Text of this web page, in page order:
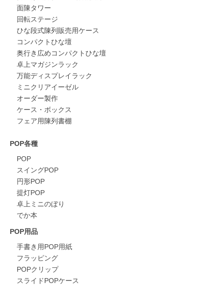
面陳タワー
回転ステージ
ひな段式陳列販売用ケース
コンパクトひな壇
奥行き広めコンパクトひな壇
卓上マガジンラック
万能ディスプレイラック
ミニクリアイーゼル
オーダー製作
ケース・ボックス
フェア用陳列書棚
POP各種
POP
スイングPOP
円形POP
提灯POP
卓上ミニのぼり
でか本
POP用品
手書き用POP用紙
フラッピング
POPクリップ
スライドPOPケース